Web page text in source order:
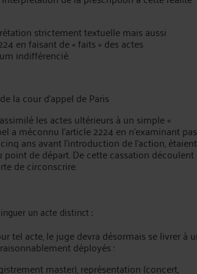
strictement textuelle mais aussi
en faisant de « faits » des actes
indifférencié.
la cour d’appel de Paris
les actes ultérieurs à un simple «
a méconnu l’article 2224 en n’examinant
ans avant l’introduction de l’action, étaient
de départ. De cette cassation découlent
de circonscrire.
un acte distinct :
tel acte, le juge devra désormais se livrer à
déployés :
master), représentation (concert,